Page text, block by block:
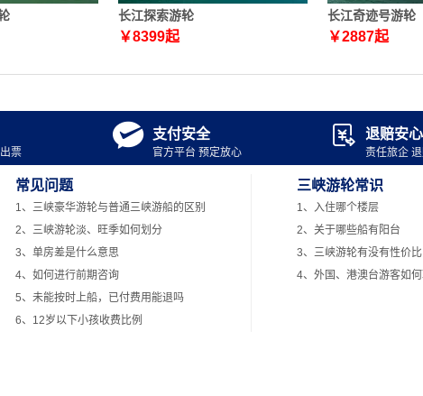
长江探索游轮
￥8399起
长江奇迹号游轮
￥2887起
票
 支付安全
官方平台 预定放心
 退赔安心
责任旅企
常见问题
1、三峡豪华游轮与普通三峡游船的区别
2、三峡游轮淡、旺季如何划分
3、单房差是什么意思
4、如何进行前期咨询
5、未能按时上船，已付费用能退吗
6、12岁以下小孩收费比例
三峡游轮常识
1、入住哪个楼层
2、关于哪些船有阳台
3、三峡游轮有没有性价
4、外国、港澳台游客如